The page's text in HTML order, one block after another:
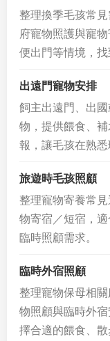
整理換季毛孩常
府寵物照護與寵
便出門等情境，找
出遠門寵物安排
飼主出遠門、出
物，提供餵食、
報，讓毛孩在熟悉
旅遊時毛孩照顧
整理寵物寄養常
物寄宿／短宿，
臨時照顧需求。
臨時外宿照顧
整理寵物保母相
物照顧與臨時外
擇合適的餵食、散